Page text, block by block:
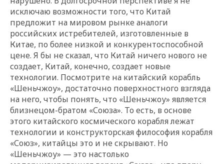
исключаю возможности того, что Китай
предложит на мировом рынке аналоги
российских истребителей, изготовленные в
Китае, по более низкой и конкурентоспособной
цене. Я бы не сказал, что Китай ничего нового не
создает, Китай, конечно, создает новые
технологии. Посмотрите на китайский корабль
«Шеньчжоу», достаточно поверхностного взгляда
на него, чтобы понять, что «Шеньчжоу» является
близнецом-братом «Союза». То есть, в основе
этого китайского космического корабля лежат
технологии и конструкторская философия корабля
«Союз», китайцы это и не скрывают. Но
«Шеньчжоу» — это настолько